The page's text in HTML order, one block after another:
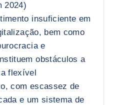
2024)
insuficiente em
bem como
e
obstáculos a
flexível
com escassez de
e um sistema de